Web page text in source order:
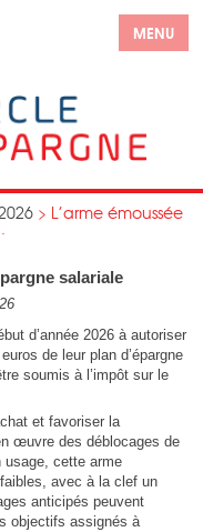
MENU
> L’arme émoussée
salariale
d’année 2026 à autoriser
de leur plan d’épargne
soumis à l’impôt sur le
et favoriser la
œuvre des déblocages de
usage, cette arme
avec à la clef un
anticipés peuvent
objectifs assignés à